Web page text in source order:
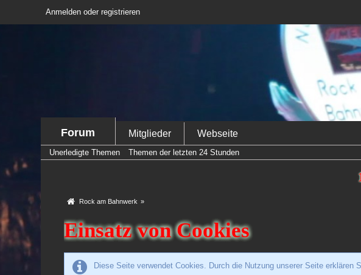
Anmelden oder registrieren
Forum Mitglieder Webseite
Unerledigte Themen Themen der letzten 24 Stunden
Rock am Bahnwerk »
Einsatz von Cookies
Diese Seite verwendet Cookies. Durch die Nutzung unserer Seite